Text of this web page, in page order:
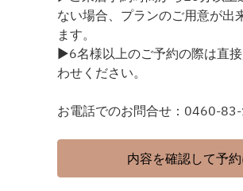
ない場合、プランのご用意が出
ます。
▶6名様以上のご予約の際は直
わせください。
お電話でのお問合せ：0460-
内容を確認して予